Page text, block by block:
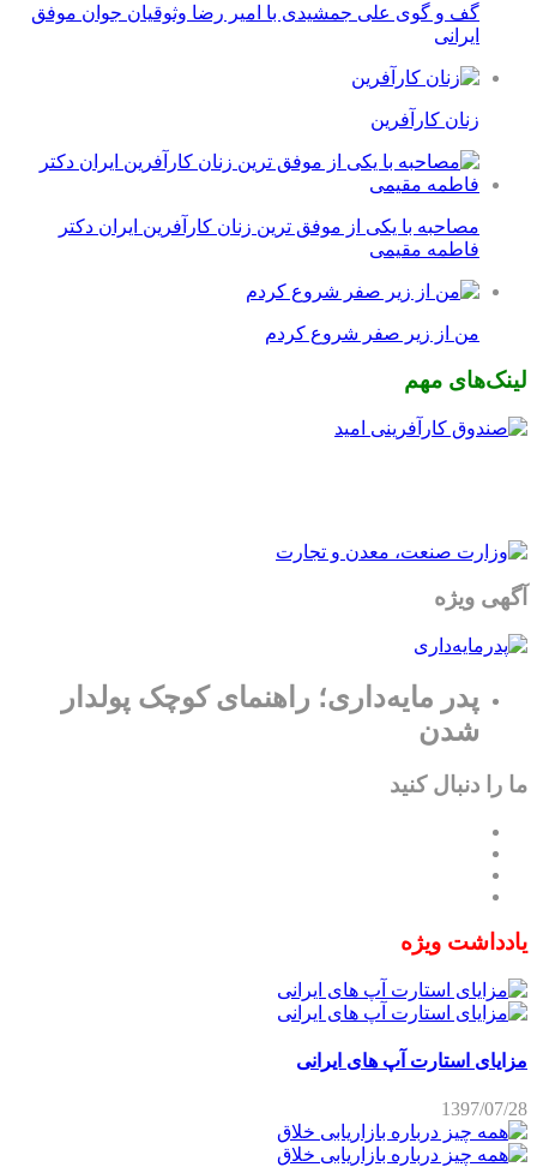
گف و گوی علی جمشیدی با امیر رضا وثوقیان جوان موفق
ایرانی
زنان کارآفرین
مصاحبه با یکی از موفق ترین زنان کارآفرین ایران دکتر
فاطمه مقیمی
من از زیر صفر شروع کردم
لینک‌های مهم
آگهی ویژه
پدر مایه‌داری؛ راهنمای کوچک پولدار
شدن
ما را دنبال کنید
یادداشت ویژه
مزایای استارت آپ های ایرانی
1397/07/28